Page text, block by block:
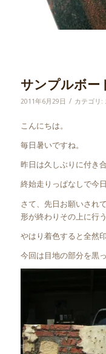
サンプルボー
2011年6月29日 / カテゴリ:
こんにちは。
毎日暑いですね。
昨日は久しぶりに付き
終始走りっぱなしで今
さて、先日お願いされ
形が終わりその上に行
やはり着色すると全然
今回は目地の部分を黒